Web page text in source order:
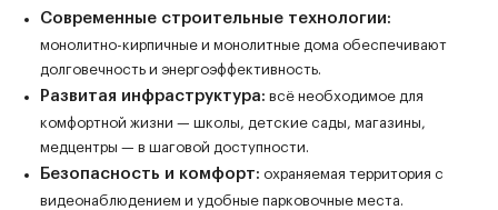
Современные строительные технологии:
монолитно-кирпичные и монолитные дома обеспечивают
долговечность и энергоэффективность.
Развитая инфраструктура: всё необходимое для
комфортной жизни — школы, детские сады, магазины,
медцентры — в шаговой доступности.
Безопасность и комфорт: охраняемая территория с
видеонаблюдением и удобные парковочные места.